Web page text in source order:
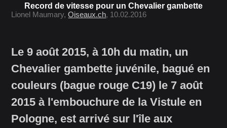
Record de vitesse pour un Chevalier gambette
Lionel Maumary,Oiseaux.ch, 10.02.2016
Le 9 août 2015, à 10h du matin, un
Chevalier gambette juvénile, bagué en
couleurs (bague rouge C19) le 7 août
2015 à l'embouchure de la Vistule en
Pologne, est arrivé sur l'île aux